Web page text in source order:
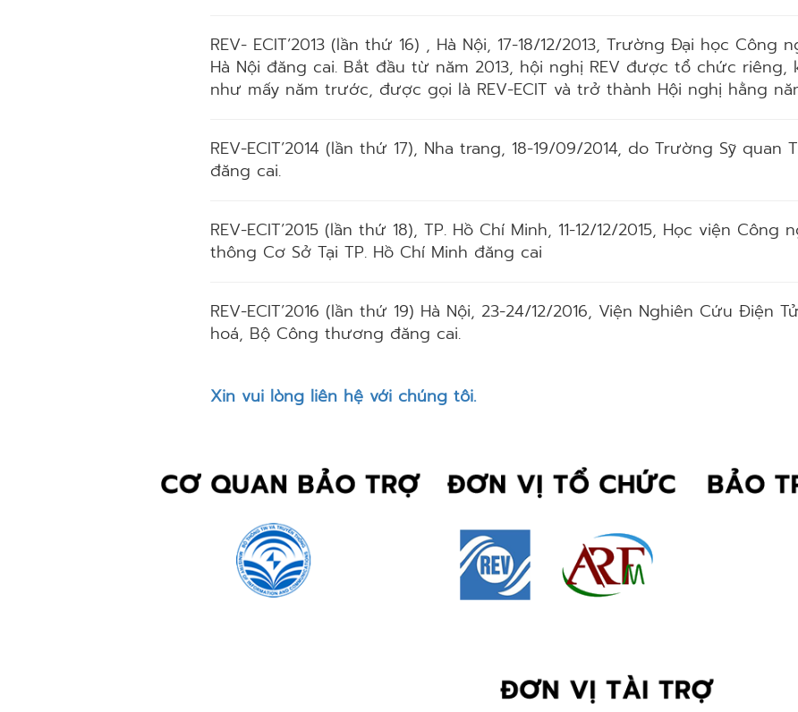
REV- ECIT’2013 (lần thứ 16) , Hà Nội, 17-18/12/2013, Trường Đại học Công
Hà Nội đăng cai. Bắt đầu từ năm 2013, hội nghị REV được tổ chức riêng,
như mấy năm trước, được gọi là REV-ECIT và trở thành Hội nghị hằng
REV-ECIT’2014 (lần thứ 17), Nha trang, 18-19/09/2014, do Trường Sỹ quan
đăng cai.
REV-ECIT’2015 (lần thứ 18), TP. Hồ Chí Minh, 11-12/12/2015, Học viện
thông Cơ Sở Tại TP. Hồ Chí Minh đăng cai
REV-ECIT’2016 (lần thứ 19) Hà Nội, 23-24/12/2016, Viện Nghiên Cứu Điện
hoá, Bộ Công thương đăng cai.
Xin vui lòng liên hệ với chúng tôi.